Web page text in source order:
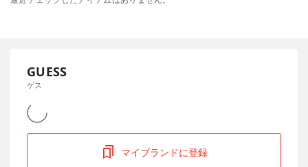
GUESS
ゲス
マイブランドに登録